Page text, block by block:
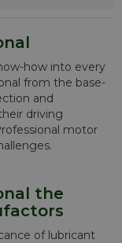
how into every
from the base-
and
driving
motor
the
of lubricant